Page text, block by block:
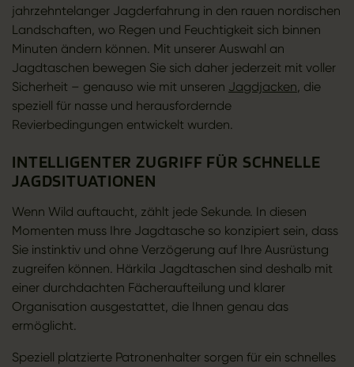
jahrzehntelanger Jagderfahrung in den rauen nordischen
Landschaften, wo Regen und Feuchtigkeit sich binnen
Minuten ändern können. Mit unserer Auswahl an
Jagdtaschen bewegen Sie sich daher jederzeit mit voller
Sicherheit – genauso wie mit unseren Jagdjacken, die
speziell für nasse und herausfordernde
Revierbedingungen entwickelt wurden.
INTELLIGENTER ZUGRIFF FÜR SCHNELLE
JAGDSITUATIONEN
Wenn Wild auftaucht, zählt jede Sekunde. In diesen
Momenten muss Ihre Jagdtasche so konzipiert sein, dass
Sie instinktiv und ohne Verzögerung auf Ihre Ausrüstung
zugreifen können. Härkila Jagdtaschen sind deshalb mit
einer durchdachten Fächeraufteilung und klarer
Organisation ausgestattet, die Ihnen genau das
ermöglicht.
Speziell platzierte Patronenhalter sorgen für ein schnelles